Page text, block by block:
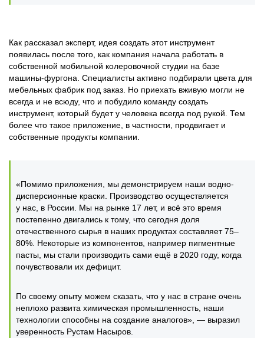
Как рассказал эксперт, идея создать этот инструмент
появилась после того, как компания начала работать в
собственной мобильной колеровочной студии на базе
машины-фургона. Специалисты активно подбирали цвета для
мебельных фабрик под заказ. Но приехать вживую могли не
всегда и не всюду, что и побудило команду создать
инструмент, который будет у человека всегда под рукой. Тем
более что такое приложение, в частности, продвигает и
собственные продукты компании.
«Помимо приложения, мы демонстрируем наши водно-
дисперсионные краски. Производство осуществляется
у нас, в России. Мы на рынке 17 лет, и всё это время
постепенно двигались к тому, что сегодня доля
отечественного сырья в наших продуктах составляет 75‒
80%. Некоторые из компонентов, например пигментные
пасты, мы стали производить сами ещё в 2020 году, когда
почувствовали их дефицит.
По своему опыту можем сказать, что у нас в стране очень
неплохо развита химическая промышленность, наши
технологии способны на создание аналогов», — выразил
уверенность Рустам Насыров.